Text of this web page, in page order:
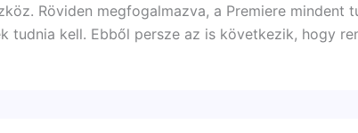
Röviden megfogalmazva, a Premiere mindent
tudnia kell. Ebből persze az is következik, hogy